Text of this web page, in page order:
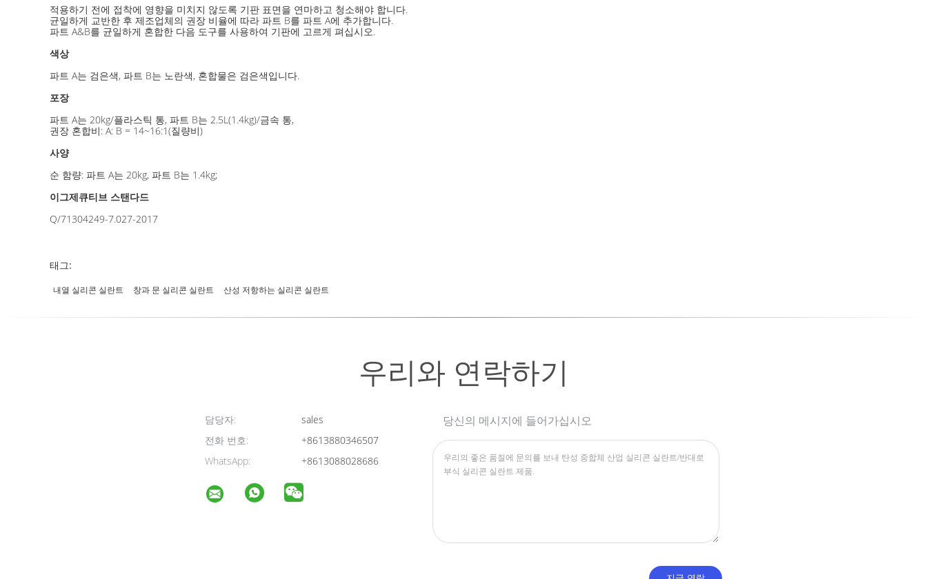
적용하기 전에 접착에 영향을 미치지 않도록 기판 표면을 연마하고 청소해야 합니다.
균일하게 교반한 후 제조업체의 권장 비율에 따라 파트 B를 파트 A에 추가합니다.
파트 A&B를 균일하게 혼합한 다음 도구를 사용하여 기판에 고르게 펴십시오.
색상
파트 A는 검은색, 파트 B는 노란색, 혼합물은 검은색입니다.
포장
파트 A는 20kg/플라스틱 통, 파트 B는 2.5L(1.4kg)/금속 통,
권장 혼합비: A: B = 14~16:1(질량비)
사양
순 함량: 파트 A는 20kg, 파트 B는 1.4kg;
이그제큐티브 스탠다드
Q/71304249-7.027-2017
태그:
내열 실리콘 실란트 창과 문 실리콘 실란트 산성 저항하는 실리콘 실란트
우리와 연락하기
담당자:
sales
전화 번호:
+8613880346507
WhatsApp:
+8613088028686
당신의 메시지에 들어가십시오